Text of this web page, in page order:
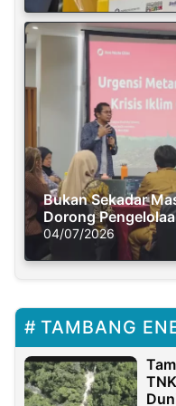
Bukan Sekadar
Dorong
Solusi Krisis Iklim
04/07/2026
TAMBANG